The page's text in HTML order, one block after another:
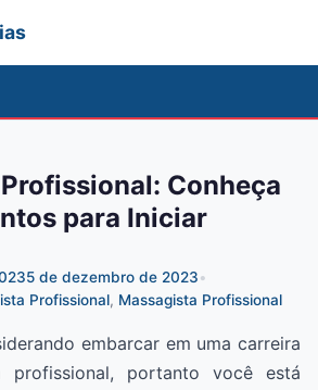
Conheça
para Iniciar
5 de dezembro de 2023•
Profissional, Massagista Profissional
embarcar em uma carreira
profissional, portanto você está